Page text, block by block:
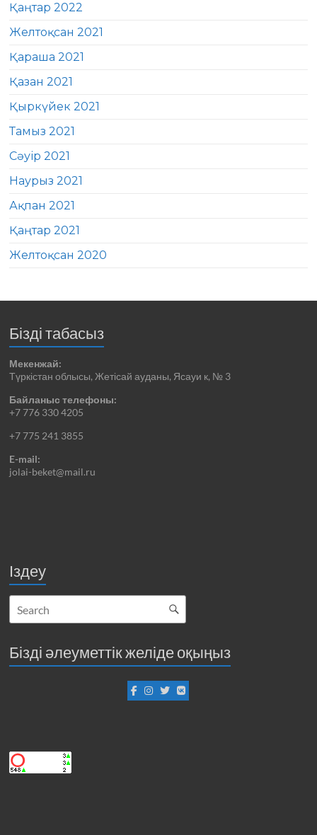
Қаңтар 2022
Желтоқсан 2021
Қараша 2021
Қазан 2021
Қыркүйек 2021
Тамыз 2021
Сәуір 2021
Наурыз 2021
Ақпан 2021
Қаңтар 2021
Желтоқсан 2020
Бізді табасыз
Мекенжай:
Түркістан облысы, Жетісай ауданы, Ясауи к, № 3
Байланыс телефоны:
+7 776 330 4205
+7 775 241 3855
E-mail:
jolai-beket@mail.ru
Іздеу
Бізді әлеуметтік желіде оқыңыз